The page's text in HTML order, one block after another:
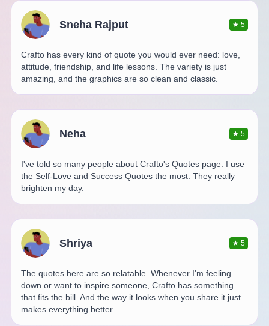
Sneha Rajput ★5
Crafto has every kind of quote you would ever need: love,
attitude, friendship, and life lessons. The variety is just
amazing, and the graphics are so clean and classic.
Neha ★5
I've told so many people about Crafto's Quotes page. I use
the Self-Love and Success Quotes the most. They really
brighten my day.
Shriya ★5
The quotes here are so relatable. Whenever I'm feeling
down or want to inspire someone, Crafto has something
that fits the bill. And the way it looks when you share it just
makes everything better.